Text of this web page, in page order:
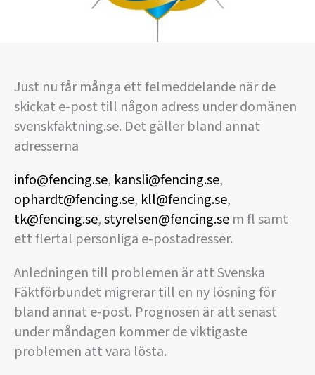
Just nu får många ett felmeddelande när de
skickat e-post till någon adress under domänen
svenskfaktning.se. Det gäller bland annat
adresserna
info@fencing.se, kansli@fencing.se,
ophardt@fencing.se, kll@fencing.se,
tk@fencing.se,styrelsen@fencing.se m fl samt
ett flertal personliga e-postadresser.
Anledningen till problemen är att Svenska
Fäktförbundet migrerar till en ny lösning för
bland annat e-post. Prognosen är att senast
under måndagen kommer de viktigaste
problemen att vara lösta.